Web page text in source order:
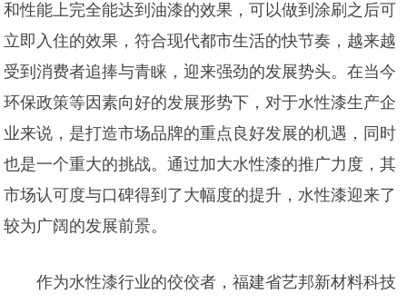
和性能上完全能达到油漆的效果，可以做到涂刷之后可
立即入住的效果，符合现代都市生活的快节奏，越来越
受到消费者追捧与青睐，迎来强劲的发展势头。在当今
环保政策等因素向好的发展形势下，对于水性漆生产企
业来说，是打造市场品牌的重点良好发展的机遇，同时
也是一个重大的挑战。通过加大水性漆的推广力度，其
市场认可度与口碑得到了大幅度的提升，水性漆迎来了
较为广阔的发展前景。
作为水性漆行业的佼佼者，福建省艺邦新材料科技